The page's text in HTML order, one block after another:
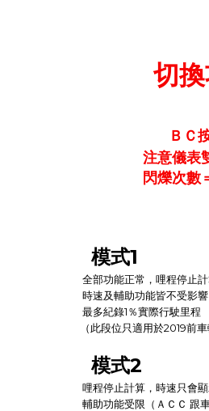
切
ＢＣ
注意儀表雙閃
閃爍次數＝模
模式1
全部功能正常，哩程停止計
時速及輔助功能皆不受影響
最多紀錄1％實際行駛里程
（此段位只適用於2019前車
模式2
哩程停止計算，時速只會顯
輔助功能受限 （ＡＣＣ 跟